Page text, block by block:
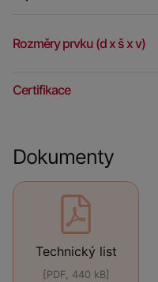
Rozměry prvku (d x š x v)
Certifikace
Dokumenty
Technický list
[PDF, 440 kB]